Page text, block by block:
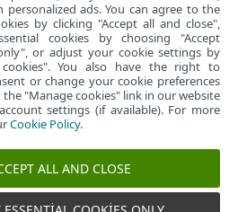
görüntüle
ads. You can agree to the
by clicking "Accept all and close",
cookies by choosing "Accept
or adjust your cookie settings by
cookies". You also have the right to
or change your cookie preferences
"Manage cookies" link in our website
settings (if available). For more
Cookie Policy.
ALL AND CLOSE